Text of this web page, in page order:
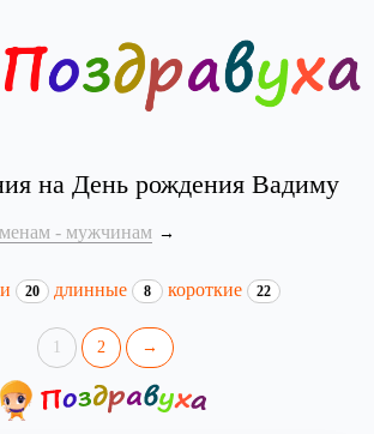
на День рождения Вадиму
- мужчинам
20 длинные 8 короткие 22
1 2 →